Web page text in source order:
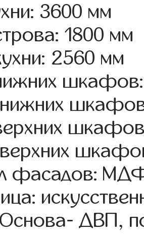
3600 мм
1800 мм
2560 мм
фасадов:
ДВП,